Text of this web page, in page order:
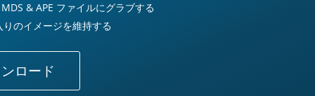
& APE ファイルにグラブする
のイメージを維持する
ロード